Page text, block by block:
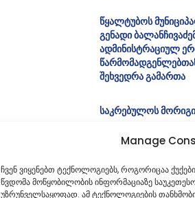
Manage
ჩვენ ვიყენებთ ტექნოლოგიებს, როგორიცაა
წვდომა მოწყობილობის ინფორმაციაზე
უზრუნველსაყოფად. ამ ტექნოლოგიების
წყალტუბოს
გენადი
ადმინისტრაციულ
შეხვედრა გამართა
საკრებულოს
ბიუროს სხდომა
იურიდიულ საკითხთა